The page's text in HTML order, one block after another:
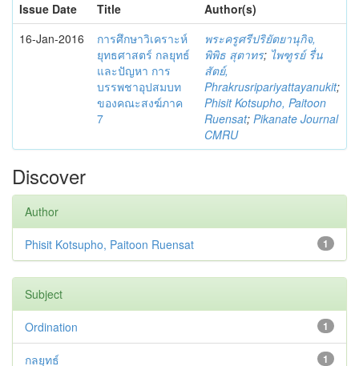
Issue Date
Title
Author(s)
16-Jan-2016
การศึกษาวิเคราะห์
ยุทธศาสตร์ กลยุทธ์
และปัญหา การ
บรรพชาอุปสมบท
ของคณะสงฆ์ภาค
7
พระครูศรีปริยัตยานุกิจ,
พิพิธ สุตาทร; ไพฑูรย์ รื่น
สัตย์,
Phrakrusripariyattayanukit;
Phisit Kotsupho, Paitoon
Ruensat; Pikanate Journal
CMRU
Discover
Author
1
Phisit Kotsupho, Paitoon Ruensat
Subject
1
Ordination
1
กลยุทธ์